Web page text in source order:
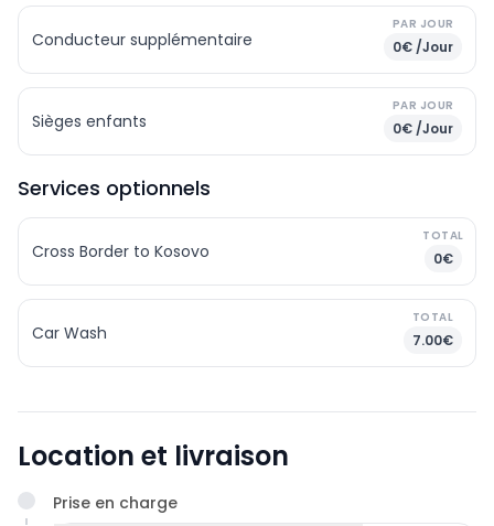
Conducteur supplémentaire
PAR JOUR
0€ /Jour
Sièges enfants
PAR JOUR
0€ /Jour
Services optionnels
Cross Border to Kosovo
TOTAL
0€
Car Wash
TOTAL
7.00€
Location et livraison
Prise en charge